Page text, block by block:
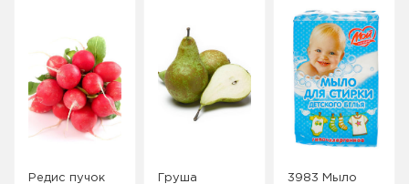
Редис пучок
Груша
3983 Мыло